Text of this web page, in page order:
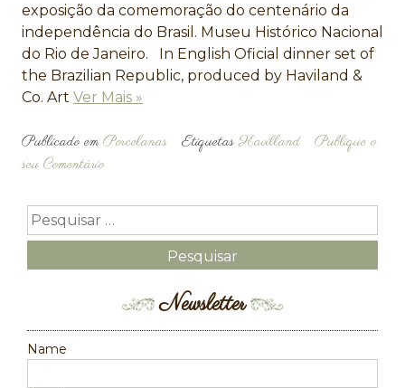
exposição da comemoração do centenário da
independência do Brasil. Museu Histórico Nacional
do Rio de Janeiro. In English Oficial dinner set of
the Brazilian Republic, produced by Haviland &
Co. Art Ver Mais »
Publicado emPorcelanas EtiquetasHavilland
Publique o
seu Comentário
Newsletter
Name